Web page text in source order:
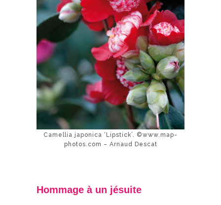
Camellia japonica ‘Lipstick’. ©www.map-
photos.com – Arnaud Descat
Hommage à un jésuite